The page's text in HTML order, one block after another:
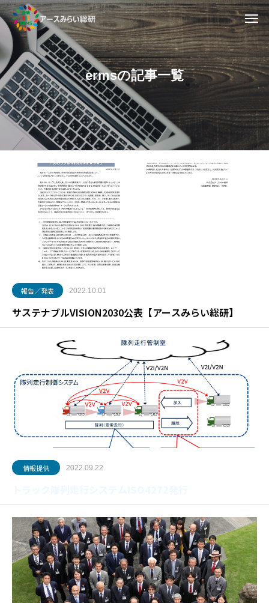
ermsの記事一覧
報告／発表 2022.10.01
サステナブルVISION2030公表【アースみらい総研】
情報提供 2022.09.22